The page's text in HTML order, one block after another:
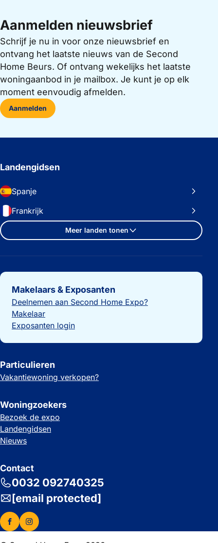
Aanmelden nieuwsbrief
Schrijf je nu in voor onze nieuwsbrief en
ontvang het laatste nieuws van de Second
Home Beurs. Of ontvang wekelijks het laatste
woningaanbod in je mailbox. Je kunt je op elk
moment eenvoudig afmelden.
Aanmelden
Landengidsen
Spanje
Frankrijk
Meer landen tonen
Belangrijke links
Makelaars & Exposanten
Deelnemen aan Second Home Expo?
Makelaar
Exposanten login
Particulieren
Vakantiewoning verkopen?
Woningzoekers
Bezoek de expo
Landengidsen
Nieuws
Contact
0032 092740325
[email protected]